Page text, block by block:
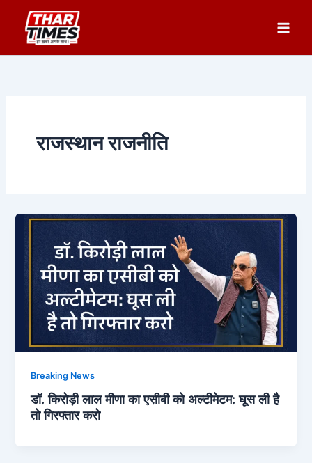
content
राजस्थान राजनीति
Breaking News
डॉ. किरोड़ी लाल मीणा का एसीबी को अल्टीमेटम: घूस ली है
तो गिरफ्तार करो